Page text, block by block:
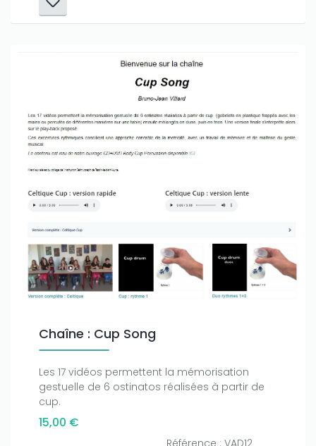
Chaîne : Cup Song
Les 17 vidéos permettent la mémorisation
gestuelle de 6 ostinatos réalisées à partir de
cup.
15,00 €
Référence : VAD12